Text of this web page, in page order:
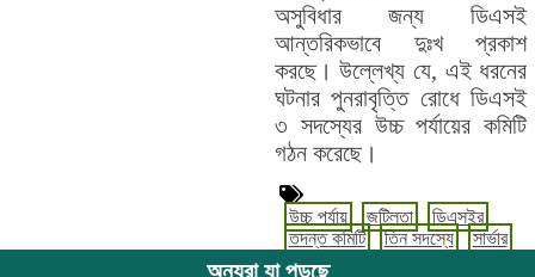
অসুবিধার জন্য ডিএসই
আন্তরিকভাবে দুঃখ প্রকাশ
করছে। উল্লেখ্য যে, এই ধরনের
ঘটনার পুনরাবৃত্তি রোধে ডিএসই
৩ সদস্যের উচ্চ পর্যায়ের কমিটি
গঠন করেছে।
উচ্চ পর্যায় জটিলতা
ডিএসইর
তদন্ত কমিটি
তিন সদস্যে সার্ভার
অন্যরা যা পড়ছে